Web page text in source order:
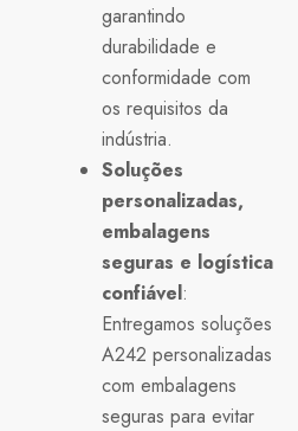
garantindo
durabilidade e
conformidade com
os requisitos da
indústria.
Soluções
personalizadas,
embalagens
seguras e logística
confiável:
Entregamos soluções
A242 personalizadas
com embalagens
seguras para evitar